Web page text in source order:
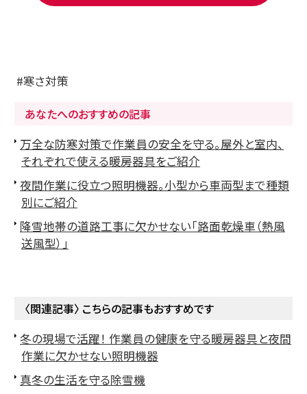
寒さ対策
あなたへのおすすめの記事
万全な防寒対策で作業員の安全を守る。屋外と室内、
それぞれで使える暖房器具をご紹介
夜間作業に役立つ照明機器。小型から車両型まで種類
別にご紹介
降雪地帯の道路工事に欠かせない「路面乾燥車（熱風
送風型）」
〈関連記事〉 こちらの記事もおすすめです
冬の現場で活躍！ 作業員の健康を守る暖房器具と夜間
作業に欠かせない照明機器
真冬の生活を守る除雪機